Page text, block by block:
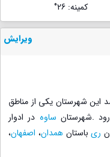
کمینه: 26°
ویرایش
این شهرستان یکی از مناطق
.شهرستان ساوه در ادوار
ریباستانهمدان، اصفهان،